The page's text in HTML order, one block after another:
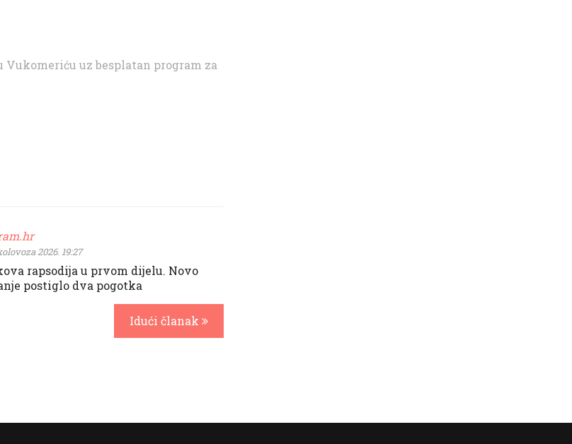
uz besplatan program za
2026. 19:27
rapsodija u prvom dijelu. Novo
postiglo dva pogotka
Idući članak